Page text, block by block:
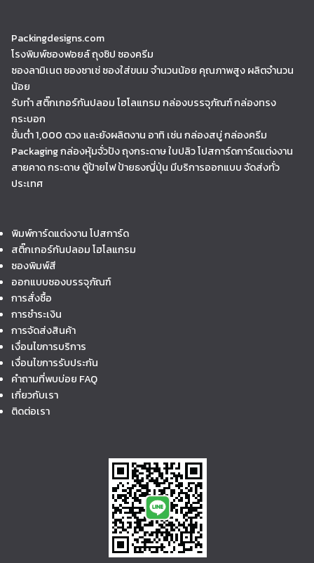
Packingdesigns.com
โรงพิมพ์ซองฟอยล์ ถุงซิป ซองครีม
ซองลามิเนต ซองซาเช่ ซองใส่ขนม จำนวนน้อย คุณภาพสูง ผลิตจำนวน
น้อย
รับทำ สติ๊กเกอร์กันปลอม โฮโลแกรม กล่องบรรจุภัณฑ์ กล่องทรง
กระบอก
ขั้นต่ำ 1,000 ดวง และยังผลิตงาน อาทิ เช่น กล่องสบู่ กล่องครีม
Packaging กล่องหุ้มจั่วปัง ถุงกระดาษ ใบปลิว โปสการ์ดการ์ดแต่งงาน
สายคาด กระดาษ ตู้ป้ายไฟ ป้ายธงญี่ปุ่น มีบริการออกแบบ จัดส่งทั่ว
ประเทศ
พิมพ์การ์ดแต่งงาน โปสการ์ด
สติ๊กเกอร์กันปลอม โฮโลแกรม
ซองพิมพ์สี
ออกแบบซองบรรจุภัณฑ์
การสั่งซื้อ
การชำระเงิน
การจัดส่งสินค้า
เงื่อนไขการบริการ
เงื่อนไขการรับประกัน
คำถามที่พบบ่อย FAQ
เกี่ยวกับเรา
ติดต่อเรา